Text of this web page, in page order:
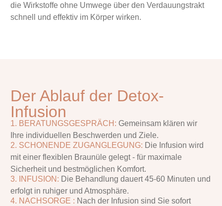
die Wirkstoffe ohne Umwege über den Verdauungstrakt
schnell und effektiv im Körper wirken.
Der Ablauf der Detox-
Infusion
1. BERATUNGSGESPRÄCH: Gemeinsam klären wir
Ihre individuellen Beschwerden und Ziele.
2. SCHONENDE ZUGANGLEGUNG: Die Infusion wird
mit einer flexiblen Braunüle gelegt - für maximale
Sicherheit und bestmöglichen Komfort.
3. INFUSION: Die Behandlung dauert 45-60 Minuten und
erfolgt in ruhiger und Atmosphäre.
4. NACHSORGE : Nach der Infusion sind Sie sofort